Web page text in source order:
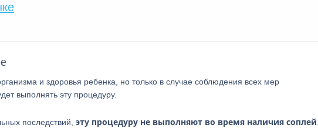
и здоровья ребенка, но только в случае соблюдения всех мер
выполнять эту процедуру.
последствий, эту процедуру не выполняют во время наличия соплей